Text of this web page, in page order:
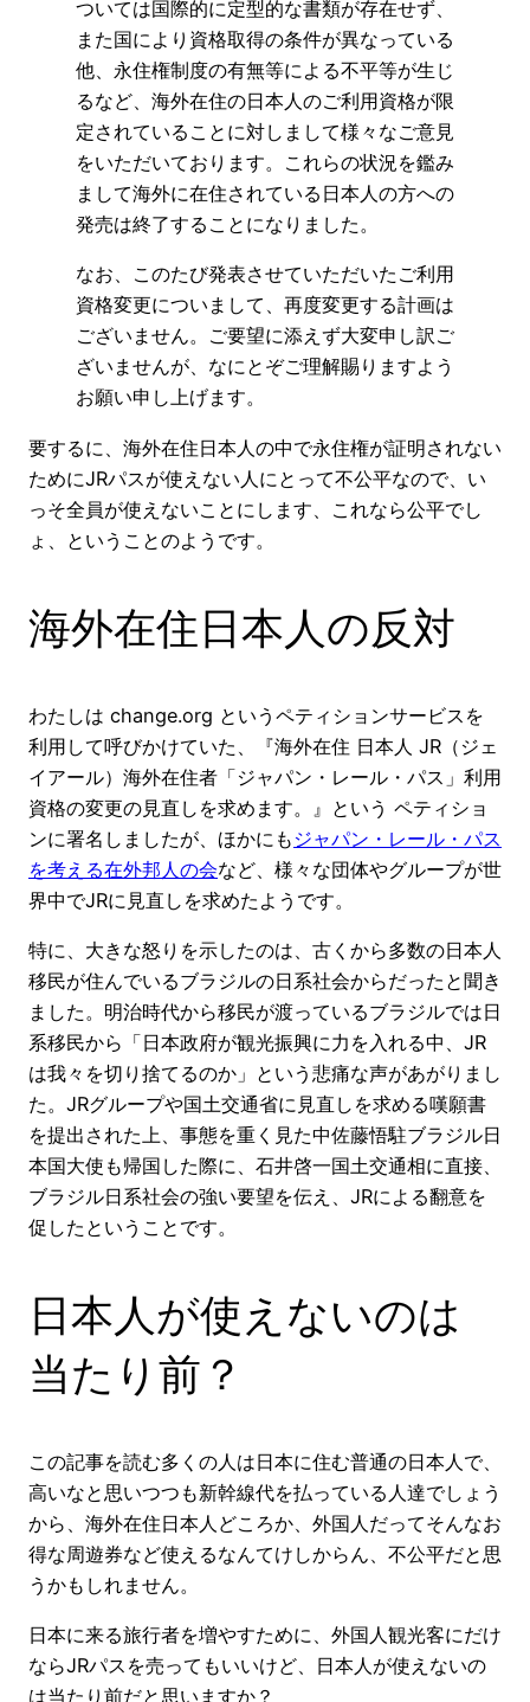
ついては国際的に定型的な書類が存在せず、
また国により資格取得の条件が異なっている
他、永住権制度の有無等による不平等が生じ
るなど、海外在住の日本人のご利用資格が限
定されていることに対しまして様々なご意見
をいただいております。これらの状況を鑑み
まして海外に在住されている日本人の方への
発売は終了することになりました。
なお、このたび発表させていただいたご利用
資格変更についまして、再度変更する計画は
ございません。ご要望に添えず大変申し訳ご
ざいませんが、なにとぞご理解賜りますよう
お願い申し上げます。
要するに、海外在住日本人の中で永住権が証明されない
ためにJRパスが使えない人にとって不公平なので、い
っそ全員が使えないことにします、これなら公平でし
ょ、ということのようです。
海外在住日本人の反対
わたしは change.org というペティションサービスを
利用して呼びかけていた、『海外在住 日本人 JR（ジェ
イアール）海外在住者「ジャパン・レール・パス」利用
資格の変更の見直しを求めます。』という ペティショ
ンに署名しましたが、ほかにも ジャパン・レール・パス
を考える在外邦人の会など、様々な団体やグループが世
界中でJRに見直しを求めたようです。
特に、大きな怒りを示したのは、古くから多数の日本人
移民が住んでいるブラジルの日系社会からだったと聞き
ました。明治時代から移民が渡っているブラジルでは日
系移民から「日本政府が観光振興に力を入れる中、JR
は我々を切り捨てるのか」という悲痛な声があがりまし
た。JRグループや国土交通省に見直しを求める嘆願書
を提出された上、事態を重く見た中佐藤悟駐ブラジル日
本国大使も帰国した際に、石井啓一国土交通相に直接、
ブラジル日系社会の強い要望を伝え、JRによる翻意を
促したということです。
日本人が使えないのは
当たり前？
この記事を読む多くの人は日本に住む普通の日本人で、
高いなと思いつつも新幹線代を払っている人達でしょう
から、海外在住日本人どころか、外国人だってそんなお
得な周遊券など使えるなんてけしからん、不公平だと思
うかもしれません。
日本に来る旅行者を増やすために、外国人観光客にだけ
ならJRパスを売ってもいいけど、日本人が使えないの
は当たり前だと思いますか？